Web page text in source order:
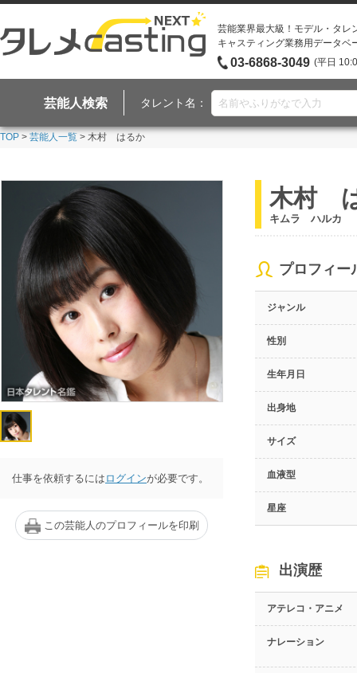
芸能業界最大級！モデル・タレ
キャスティング業務用データベ
03-6868-3049 (平日
芸能人検索 タレント名：
TOP > 芸能人一覧 > 木村 はるか
仕事を依頼するには ログインが必要です。
この芸能人のプロフィールを印刷
木村
キムラ ハルカ
プロフィー
ジャンル
性別
生年月日
出身地
サイズ
血液型
星座
出演歴
アテレコ・アニメ
ナレーション